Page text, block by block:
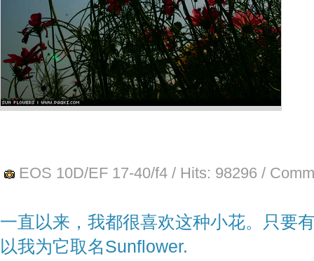
EOS 10D/EF 17-40/f4 / Hits: 98296 /
一直以来，我都很喜欢这种小花。只要
以我为它取名Sunflower.